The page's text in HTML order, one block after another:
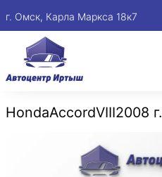
г. Омск, Карла Маркса 18к7
HondaAccordVIII2008 г.